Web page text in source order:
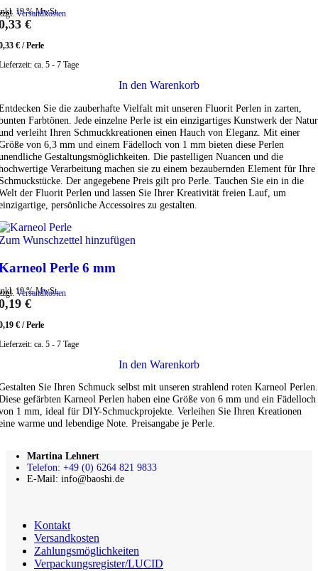
19 % MwSt.
Versandkosten
€
€ /Perle
ca. 5 - 7 Tage
In den Warenkorb
Sie die zauberhafte Vielfalt mit unseren Fluorit Perlen in zarten,
Farbtönen. Jede einzelne Perle ist ein einzigartiges Kunstwerk der Natur
verleiht Ihren Schmuckkreationen einen Hauch von Eleganz. Mit einer
von 6,3 mm und einem Fädelloch von 1 mm bieten diese Perlen
Gestaltungsmöglichkeiten. Die pastelligen Nuancen und die
Verarbeitung machen sie zu einem bezaubernden Element für Ihre
Der angegebene Preis gilt pro Perle. Tauchen Sie ein in die
der Fluorit Perlen und lassen Sie Ihrer Kreativität freien Lauf, um
persönliche Accessoires zu gestalten.
Wunschzettel hinzufügen
Perle 6 mm
19 % MwSt.
Versandkosten
€
€ /Perle
ca. 5 - 7 Tage
In den Warenkorb
Sie Ihren Schmuck selbst mit unseren strahlend roten Karneol Perlen.
gefärbten Karneol Perlen haben eine Größe von 6 mm und ein Fädelloch
1 mm, ideal für DIY-Schmuckprojekte. Verleihen Sie Ihren Kreationen
warme und lebendige Note. Preisangabe je Perle.
Martina Lehnert
Telefon: +49 (0) 6264 821 9833
E-Mail: info@baoshi.de
Kontakt
Versandkosten
Zahlungsmöglichkeiten
Verpackungsregister/LUCID